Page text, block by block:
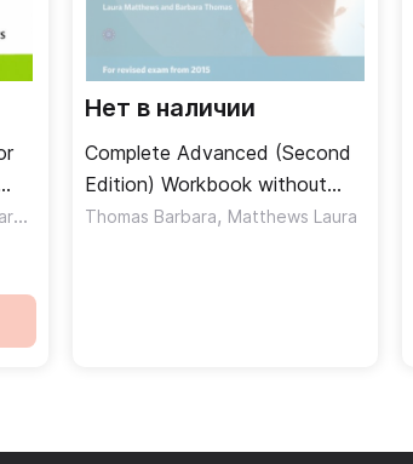
, Matthews Laura
Нет в наличии
Complete Advanced (Second
Edition) Workbook without
Answers (+CD) / Рабочая
Thomas Barbara, Matthews Laura